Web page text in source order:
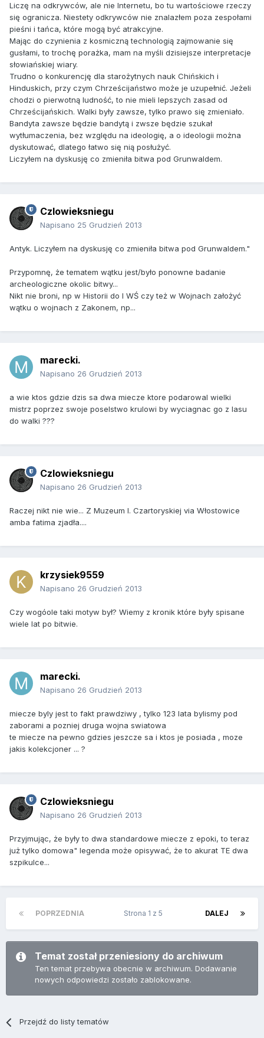
Liczę na odkrywców, ale nie Internetu, bo tu wartościowe rzeczy
się ogranicza. Niestety odkrywców nie znalazłem poza zespołami
pieśni i tańca, które mogą być atrakcyjne.
Mając do czynienia z kosmiczną technologią zajmowanie się
gusłami, to trochę porażka, mam na myśli dzisiejsze interpretacje
słowiańskiej wiary.
Trudno o konkurencję dla starożytnych nauk Chińskich i
Hinduskich, przy czym Chrześcijaństwo może je uzupełnić. Jeżeli
chodzi o pierwotną ludność, to nie mieli lepszych zasad od
Chrześcijańskich. Walki były zawsze, tylko prawo się zmieniało.
Bandyta zawsze będzie bandytą i zwsze będzie szukał
wytłumaczenia, bez względu na ideologię, a o ideologii można
dyskutować, dlatego łatwo się nią posłużyć.
Liczyłem na dyskusję co zmieniła bitwa pod Grunwaldem.
Czlowieksniegu
Napisano 25 Grudzień 2013
Antyk. Liczyłem na dyskusję co zmieniła bitwa pod Grunwaldem."
Przypomnę, że tematem wątku jest/było ponowne badanie
archeologiczne okolic bitwy...
Nikt nie broni, np w Historii do I WŚ czy też w Wojnach założyć
wątku o wojnach z Zakonem, np...
marecki.
Napisano 26 Grudzień 2013
a wie ktos gdzie dzis sa dwa miecze ktore podarowal wielki
mistrz poprzez swoje poselstwo krulowi by wyciagnac go z lasu
do walki ???
Czlowieksniegu
Napisano 26 Grudzień 2013
Raczej nikt nie wie... Z Muzeum I. Czartoryskiej via Włostowice
amba fatima zjadła....
krzysiek9559
Napisano 26 Grudzień 2013
Czy wogóole taki motyw był? Wiemy z kronik które były spisane
wiele lat po bitwie.
marecki.
Napisano 26 Grudzień 2013
miecze byly jest to fakt prawdziwy , tylko 123 lata bylismy pod
zaborami a pozniej druga wojna swiatowa
te miecze na pewno gdzies jeszcze sa i ktos je posiada , moze
jakis kolekcjoner ... ?
Czlowieksniegu
Napisano 26 Grudzień 2013
Przyjmując, że były to dwa standardowe miecze z epoki, to teraz
już tylko domowa" legenda może opisywać, że to akurat TE dwa
szpikulce...
POPRZEDNIA DALEJ
Strona 1 z 5
Temat został przeniesiony do archiwum
Ten temat przebywa obecnie w archiwum. Dodawanie
nowych odpowiedzi zostało zablokowane.
Przejdź do listy tematów